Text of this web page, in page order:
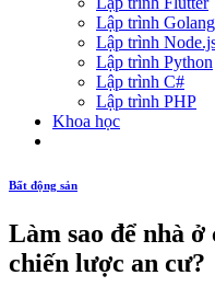
Lập trình Golang
Lập trình
Lập trình Python
Lập trình C#
Lập trình PHP
Khoa học
Bất động sản
Làm sao để nhà
chiến lược an cư?